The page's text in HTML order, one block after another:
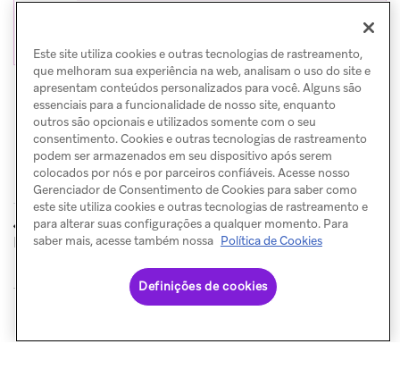
ANTERIOR
Regulamentações de spam
© Braze. All Rights Reserved Privacy Policy
Este site utiliza cookies e outras tecnologias de rastreamento,
que melhoram sua experiência na web, analisam o uso do site e
apresentam conteúdos personalizados para você. Alguns são
essenciais para a funcionalidade de nosso site, enquanto
outros são opcionais e utilizados somente com o seu
consentimento. Cookies e outras tecnologias de rastreamento
podem ser armazenados em seu dispositivo após serem
colocados por nós e por parceiros confiáveis. Acesse nosso
Gerenciador de Consentimento de Cookies para saber como
este site utiliza cookies e outras tecnologias de rastreamento e
para alterar suas configurações a qualquer momento. Para
saber mais, acesse também nossa Política de Cookies
Definições de cookies